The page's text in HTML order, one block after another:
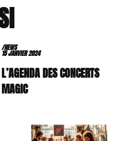
/NEWS
15 JANVIER 2024
L’AGENDA DES CONCERTS
MAGIC